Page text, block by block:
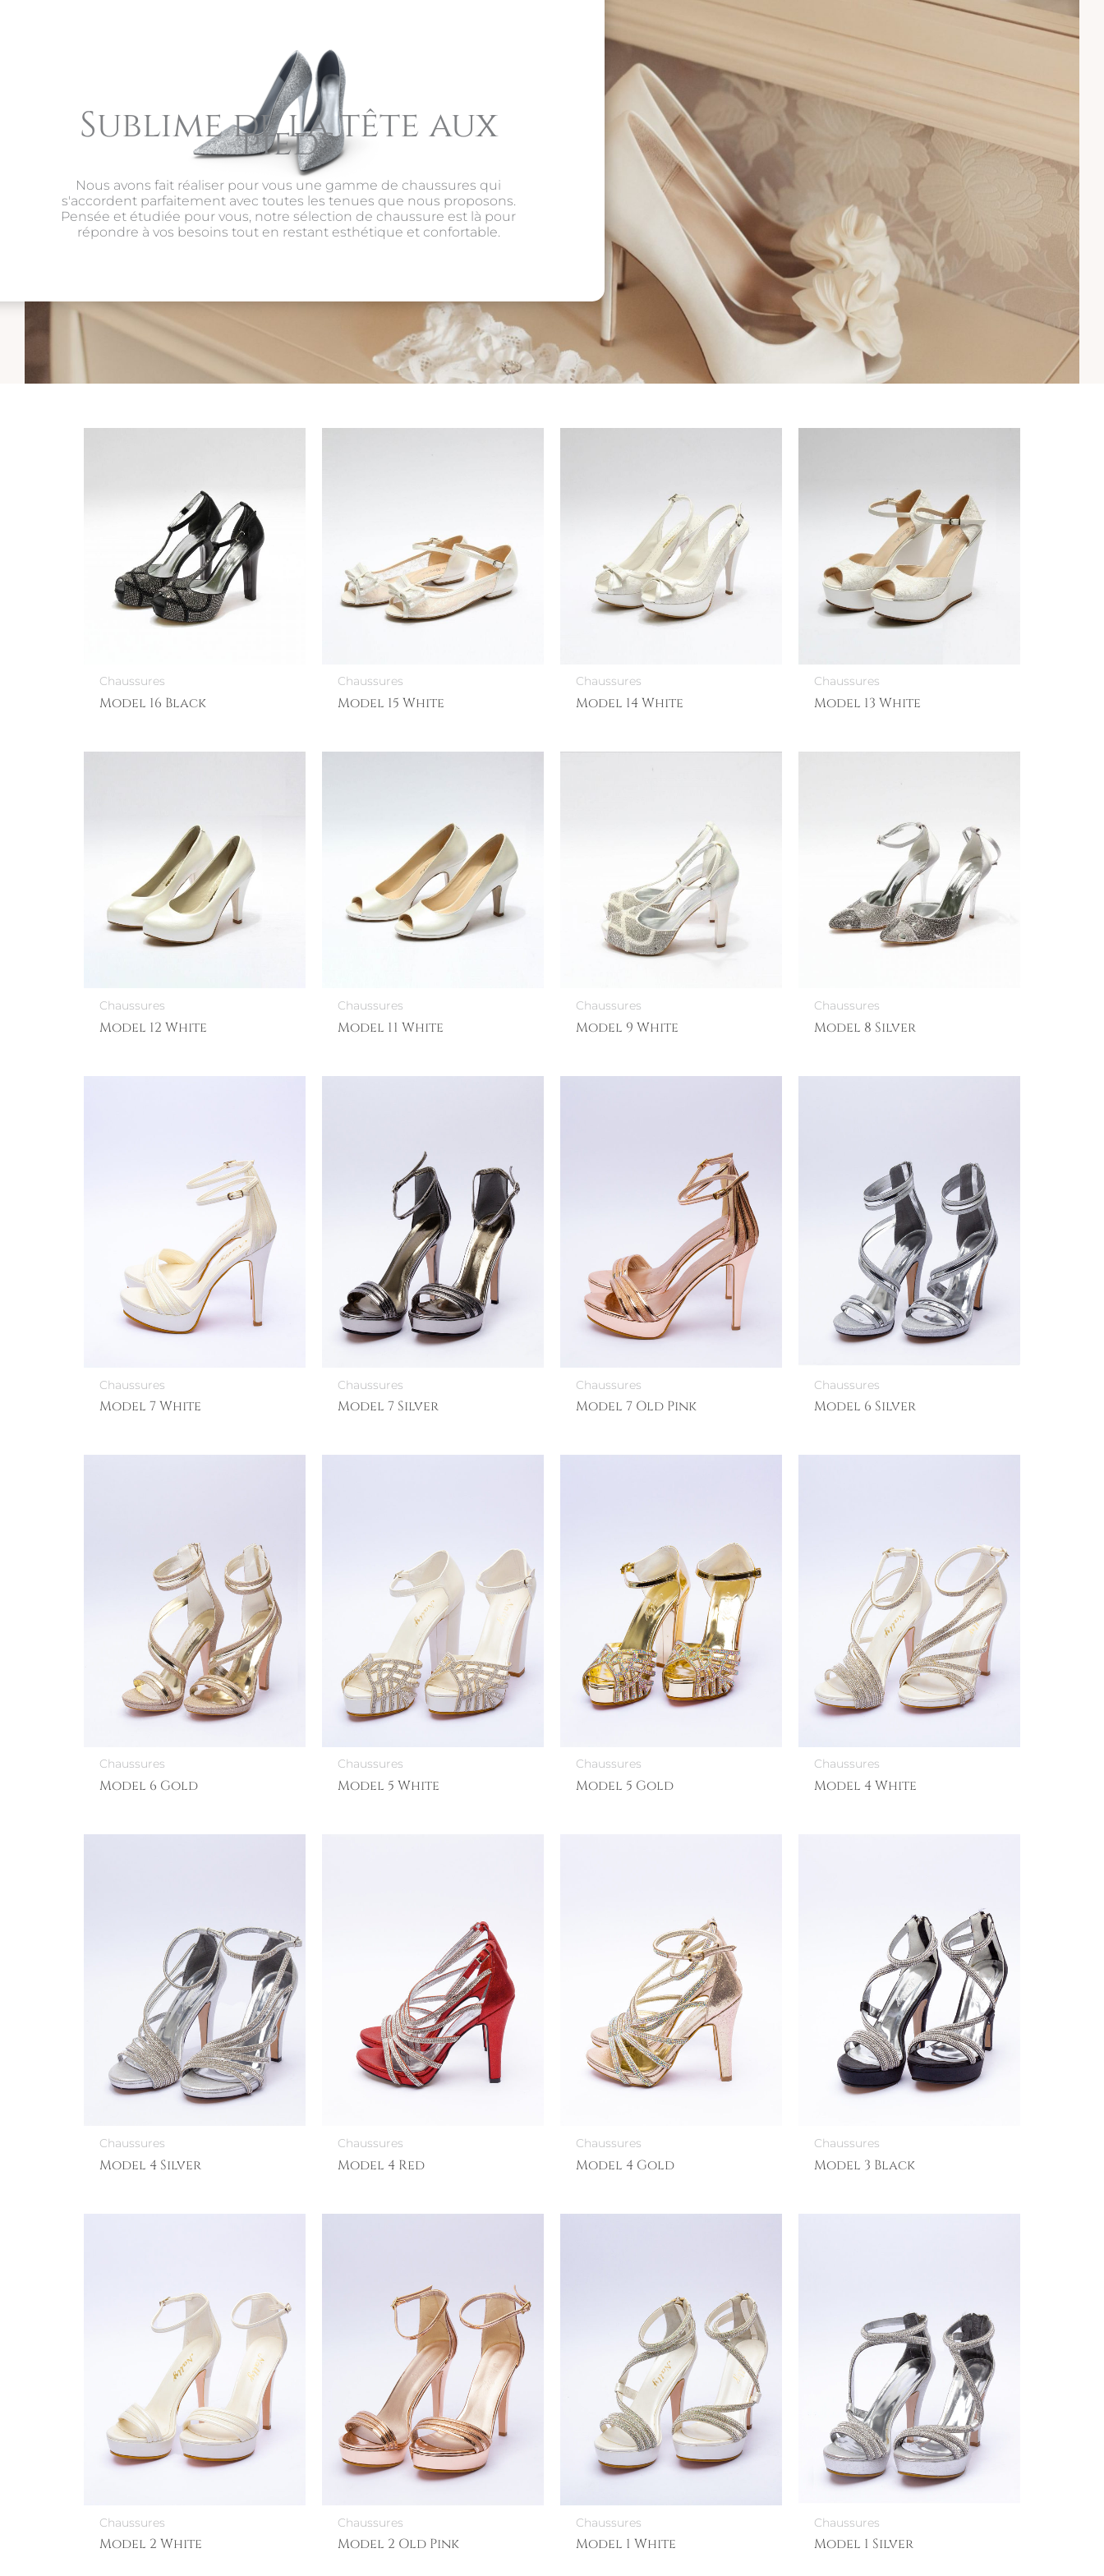
Sublime de la tête aux
pieds
Nous avons fait réaliser pour vous une gamme de chaussures qui
s'accordent parfaitement avec toutes les tenues que nous proposons.
Pensée et étudiée pour vous, notre sélection de chaussure est là pour
répondre à vos besoins tout en restant esthétique et confortable.
Chaussures
Model 16 Black
Chaussures
Model 15 White
Chaussures
Model 14 White
Chaussures
Model 13 White
Chaussures
Model 12 White
Chaussures
Model 11 White
Chaussures
Model 9 White
Chaussures
Model 8 Silver
Chaussures
Model 7 White
Chaussures
Model 7 Silver
Chaussures
Model 7 Old Pink
Chaussures
Model 6 Silver
Chaussures
Model 6 Gold
Chaussures
Model 5 White
Chaussures
Model 5 Gold
Chaussures
Model 4 White
Chaussures
Model 4 Silver
Chaussures
Model 4 Red
Chaussures
Model 4 Gold
Chaussures
Model 3 Black
Chaussures
Model 2 White
Chaussures
Model 2 Old Pink
Chaussures
Model 1 White
Chaussures
Model 1 Silver